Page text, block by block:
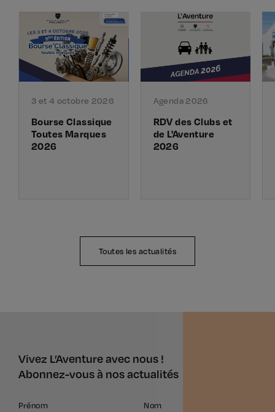
3 et 4 octobre 2026
Bourse Classique
Toutes Marques
2026
Agenda 2026
RDV des Clubs et
de L'Aventure
2026
Toutes les actualités
Vivez L’Aventure avec nous !
Abonnez-vous à nos actualités
Prénom Nom